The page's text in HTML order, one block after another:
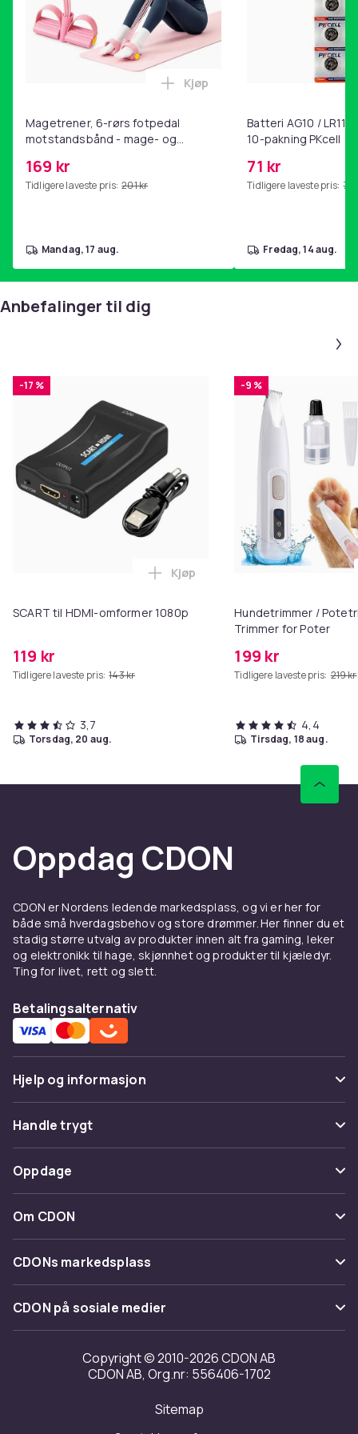
Magetrener, 6-rørs fotpedal
motstandsbånd - mage- og
hjemmegymnastikk Pink
169 kr
Tidligere laveste pris: 201 kr
Legg Magetrener, 6-rørs
Kjøp
mandag, 17 aug.
Batteri AG10 /
10-pakning PKcell
71 kr
Tidligere laveste pris: 76
fredag, 14 aug.
Anbefalinger til dig
-17 %
SCART til HDMI-omformer 1080p
119 kr
Tidligere laveste pris: 143 kr
Legg SCART til HDMI-omformer
Kjøp
3,7
torsdag, 20 aug.
-9 %
Hundetrimmer /
Trimmer for Poter
199 kr
Tidligere laveste pris: 219 kr
4,4
tirsdag, 18 aug.
Oppdag CDON
CDON er Nordens ledende markedsplass, og vi er her for
både små hverdagsbehov og store drømmer. Her finner du et
stadig større utvalg av produkter innen alt fra gaming, leker
og elektronikk til hage, skjønnhet og produkter til kjæledyr.
Ting for livet, rett og slett.
Betalingsalternativ
Hjelp og informasjon
Vanlige spørsmål
Spor pakke
Angre & returner her
Kontakt oss
Handle trygt
Betaling
Levering
Tilbakekallinger
Oppdage
Kategorier
Varemerker
Om CDON
Om oss
Kundeanmeldelser
Jobbe på CDON
Investor relations
Tilgjengelighet
CDONs markedsplass
Merchant Help Center
CDON på sosiale medier
Copyright © 2010-2026 CDON AB
CDON AB, Org.nr: 556406-1702
Sitemap